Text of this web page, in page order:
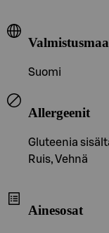
Valmistusmaa
Suomi
Allergeenit
Gluteenia
Ruis, Vehnä
Ainesosat